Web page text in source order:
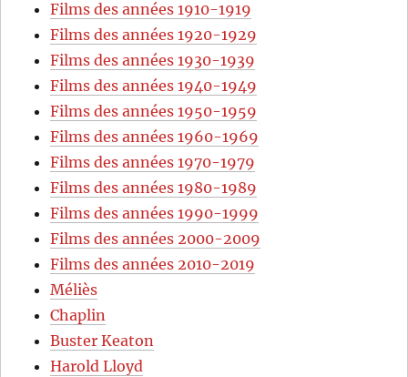
Films des années 1910-1919
Films des années 1920-1929
Films des années 1930-1939
Films des années 1940-1949
Films des années 1950-1959
Films des années 1960-1969
Films des années 1970-1979
Films des années 1980-1989
Films des années 1990-1999
Films des années 2000-2009
Films des années 2010-2019
Méliès
Chaplin
Buster Keaton
Harold Lloyd